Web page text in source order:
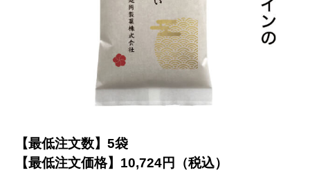
【最低注文数】5袋
【最低注文価格】10,724円（税込）